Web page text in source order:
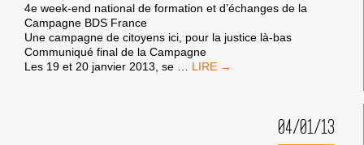
4e week-end national de formation et d’échanges de la
Campagne BDS France
Une campagne de citoyens ici, pour la justice là-bas
Communiqué final de la Campagne
Les 19 et 20 janvier 2013, se
4E
04/01/13